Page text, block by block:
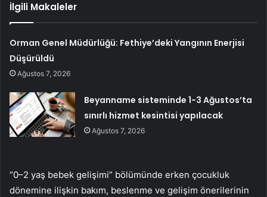
İlgili Makaleler
Orman Genel Müdürlüğü: Fethiye’deki Yangının Enerjisi
Düşürüldü
Ağustos 7, 2026
Beyanname sisteminde 1-3 Ağustos’ta
sınırlı hizmet kesintisi yapılacak
Ağustos 7, 2026
“0–2 yaş bebek gelişimi” bölümünde erken çocukluk
dönemine ilişkin bakım, beslenme ve gelişim önerilerinin